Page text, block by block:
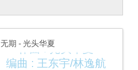
无期 - 光头华夏
作曲 : 光头华夏
编曲 : 王东宇/林逸航